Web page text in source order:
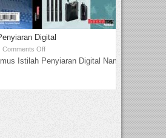
Digital
Comments Off
Istilah Penyiaran Digital Nama